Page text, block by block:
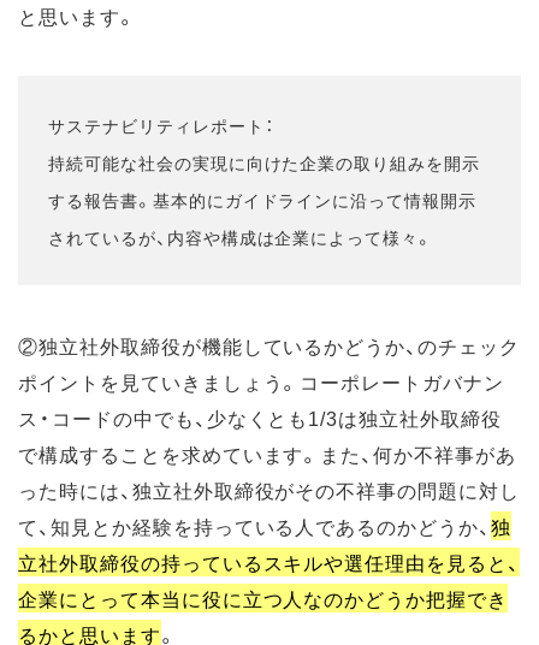
と思います。
サステナビリティレポート：
持続可能な社会の実現に向けた企業の取り組みを開示
する報告書。基本的にガイドラインに沿って情報開示
されているが、内容や構成は企業によって様々。
②独立社外取締役が機能しているかどうか、のチェック
ポイントを見ていきましょう。コーポレートガバナン
ス・コードの中でも、少なくとも1/3は独立社外取締役
で構成することを求めています。また、何か不祥事があ
った時には、独立社外取締役がその不祥事の問題に対し
て、知見とか経験を持っている人であるのかどうか、独
立社外取締役の持っているスキルや選任理由を見ると、
企業にとって本当に役に立つ人なのかどうか把握でき
るかと思います。